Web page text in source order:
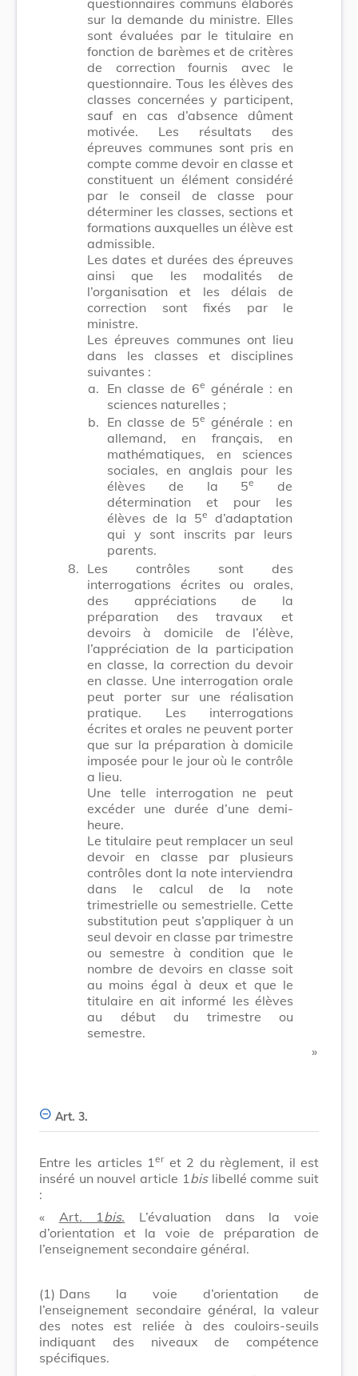
sur la demande du ministre. Elles
sont évaluées par le titulaire en
fonction de barèmes et de critères
de correction fournis avec le
questionnaire. Tous les élèves des
classes concernées y participent,
sauf en cas d’absence dûment
motivée. Les résultats des
épreuves communes sont pris en
compte comme devoir en classe et
constituent un élément considéré
par le conseil de classe pour
déterminer les classes, sections et
formations auxquelles un élève est
admissible.
Les dates et durées des épreuves
ainsi que les modalités de
l’organisation et les délais de
correction sont fixés par le
ministre.
Les épreuves communes ont lieu
dans les classes et disciplines
suivantes :
a. En classe de 6e générale : en
sciences naturelles ;
b. En classe de 5e générale : en
allemand, en français, en
mathématiques, en sciences
sociales, en anglais pour les
élèves de la 5e
de
détermination et pour les
élèves de la 5e
d’adaptation
qui y sont inscrits par leurs
parents.
8. Les contrôles sont des
interrogations écrites ou orales,
des appréciations de la
préparation des travaux et
devoirs à domicile de l’élève,
l’appréciation de la participation
en classe, la correction du devoir
en classe. Une interrogation orale
peut porter sur une réalisation
pratique. Les interrogations
écrites et orales ne peuvent porter
que sur la préparation à domicile
imposée pour le jour où le contrôle
a lieu.
Une telle interrogation ne peut
excéder une durée d’une demi-
heure.
Le titulaire peut remplacer un seul
devoir en classe par plusieurs
contrôles dont la note interviendra
dans le calcul de la note
trimestrielle ou semestrielle. Cette
substitution peut s’appliquer à un
seul devoir en classe par trimestre
ou semestre à condition que le
nombre de devoirs en classe soit
au moins égal à deux et que le
titulaire en ait informé les élèves
au début du trimestre ou
semestre.
​ »
Art. 3.
Entre les articles 1eret 2 du règlement, il est
inséré un nouvel article 1 bislibellé comme suit
:
« Art. 1 bis. L’évaluation dans la voie
d’orientation et la voie de préparation de
l’enseignement secondaire général.
(1) Dans la voie d’orientation de
l’enseignement secondaire général, la valeur
des notes est reliée à des couloirs-seuils
indiquant des niveaux de compétence
spécifiques.